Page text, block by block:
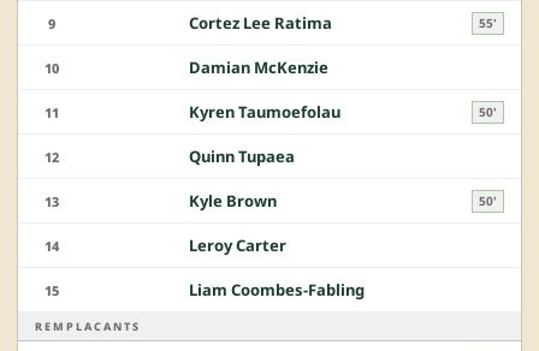
9 Cortez Lee Ratima 55'
10 Damian McKenzie
11 Kyren Taumoefolau 50'
12 Quinn Tupaea
13 Kyle Brown 50'
14 Leroy Carter
15 Liam Coombes-Fabling
REMPLACANTS